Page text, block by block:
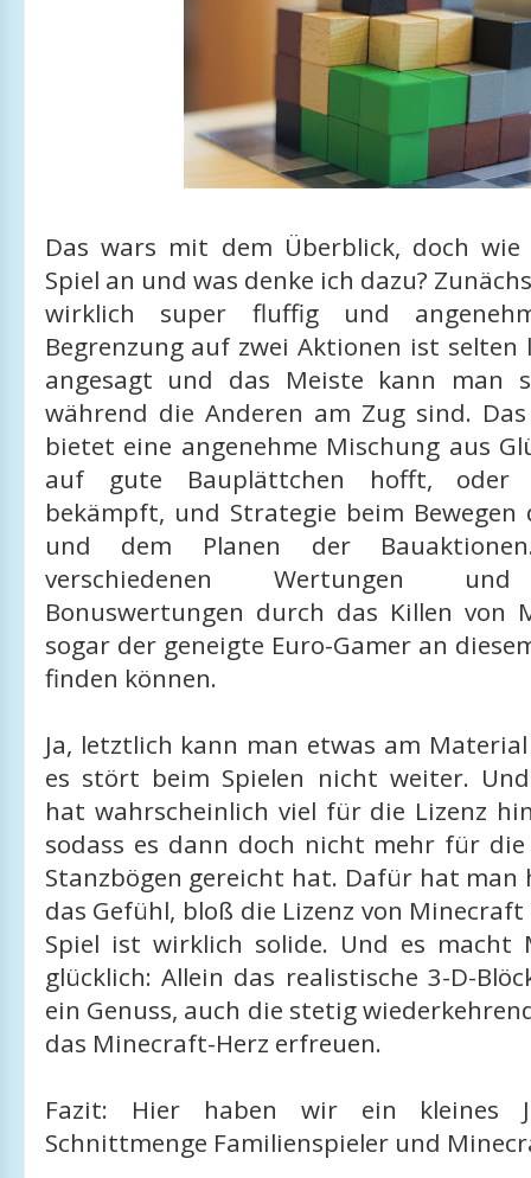
Das wars mit dem Überblick, doch
Spiel an und was denke ich dazu?
wirklich super fluffig und
Begrenzung auf zwei Aktionen ist selten
angesagt und das Meiste kann man
während die Anderen am Zug sind.
bietet eine angenehme Mischung aus
auf gute Bauplättchen hofft, oder
bekämpft, und Strategie beim
und dem Planen der
verschiedenen Wertungen und
Bonuswertungen durch das Killen von
sogar der geneigte Euro-Gamer an
finden können.
Ja, letztlich kann man etwas am
es stört beim Spielen nicht weiter. Und
hat wahrscheinlich viel für die Lizenz
sodass es dann doch nicht mehr für die
Stanzbögen gereicht hat. Dafür hat man
das Gefühl, bloß die Lizenz von
Spiel ist wirklich solide. Und es macht
glücklich: Allein das realistische 3-D-
ein Genuss, auch die stetig
das Minecraft-Herz erfreuen.
Fazit: Hier haben wir ein kleines
Schnittmenge Familienspieler und